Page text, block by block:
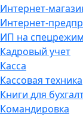
Интернет-
Интернет-
ИП на
Кадровый учет
Касса
Кассовая техника
Книги для
Командировка